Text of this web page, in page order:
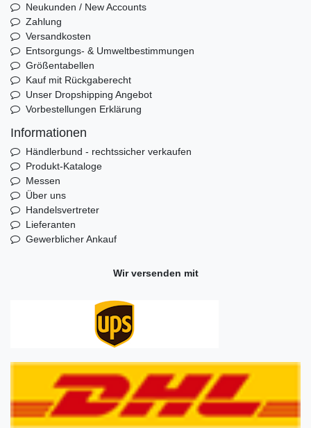
Neukunden / New Accounts
Zahlung
Versandkosten
Entsorgungs- & Umweltbestimmungen
Größentabellen
Kauf mit Rückgaberecht
Unser Dropshipping Angebot
Vorbestellungen Erklärung
Informationen
Händlerbund - rechtssicher verkaufen
Produkt-Kataloge
Messen
Über uns
Handelsvertreter
Lieferanten
Gewerblicher Ankauf
Wir versenden mit